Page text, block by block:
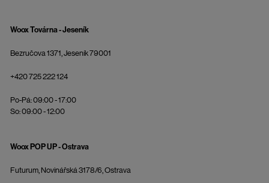
Woox Továrna - Jeseník
Bezručova 1371, Jeseník 79001
+420 725 222 124
Po-Pá: 09:00 - 17:00
So: 09:00 - 12:00
Woox POP UP - Ostrava
Futurum, Novinářská 3178/6, Ostrava